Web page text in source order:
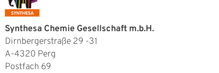
Synthesa Chemie Gesellschaft m.b.H.
Dirnbergerstraße 29 -31
A-4320 Perg
Postfach 69